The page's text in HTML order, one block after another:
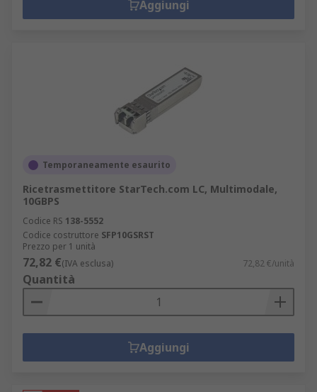
Aggiungi
Temporaneamente esaurito
Ricetrasmettitore StarTech.com LC, Multimodale,
10GBPS
Codice RS 138-5552
Codice costruttore SFP10GSRST
Prezzo per 1 unità
72,82 €(IVA esclusa) 72,82 €/unità
Quantità
Aggiungi